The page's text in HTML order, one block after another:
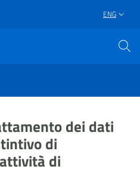
ENG
dei dati
di
di